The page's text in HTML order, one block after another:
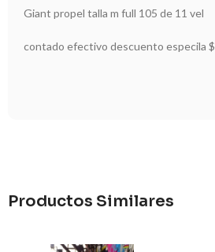
Giant propel talla m full 105 de 11 vel
contado efectivo descuento especila
Productos Similares